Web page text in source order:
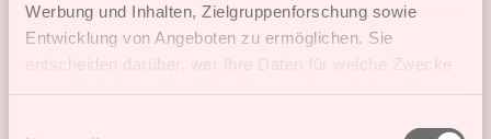
Werbung und Inhalten, Zielgruppenforschung sowie
Entwicklung von Angeboten zu ermöglichen. Sie
entscheiden darüber, wer Ihre Daten für welche Zwecke